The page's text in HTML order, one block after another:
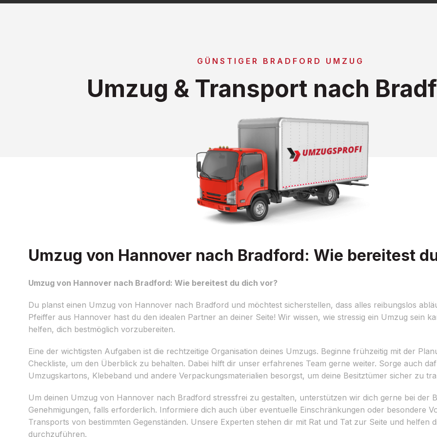
GÜNSTIGER BRADFORD UMZUG
Umzug & Transport nach
Umzug von Hannover nach Bradford: Wie bereitest
Umzug von Hannover nach Bradford: Wie bereitest du dich vor?
Du planst einen Umzug von Hannover nach Bradford und möchtest sicherstellen, dass alles reibungslos
Pfeiffer aus Hannover hast du den idealen Partner an deiner Seite! Wir wissen, wie stressig ein Umzug sein
helfen, dich bestmöglich vorzubereiten.
Eine der wichtigsten Aufgaben ist die rechtzeitige Organisation deines Umzugs. Beginne frühzeitig mit der
Checkliste, um den Überblick zu behalten. Dabei hilft dir unser erfahrenes Team gerne weiter. Sorge auch
Umzugskartons, Klebeband und andere Verpackungsmaterialien besorgst, um deine Besitztümer sicher zu
Um deinen Umzug von Hannover nach Bradford stressfrei zu gestalten, unterstützen wir dich gerne bei der
Genehmigungen, falls erforderlich. Informiere dich auch über eventuelle Einschränkungen oder besondere
Transports von bestimmten Gegenständen. Unsere Experten stehen dir mit Rat und Tat zur Seite und helfen
durchzuführen.